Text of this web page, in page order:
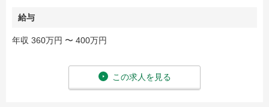
給与
年収 360万円 〜 400万円
この求人を見る